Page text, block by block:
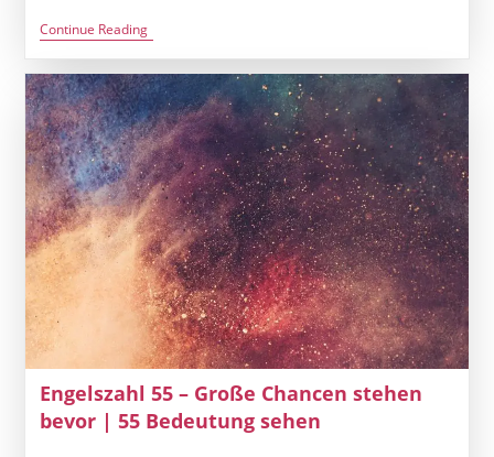
Continue ReadingEngelszahl
3535
–
Ein
Fluss,
Der
Niemals
Leer
Läuft
|
Die
Bedeutung
Von
3535
Sehen
Engelszahl 55 – Große Chancen stehen
bevor | 55 Bedeutung sehen